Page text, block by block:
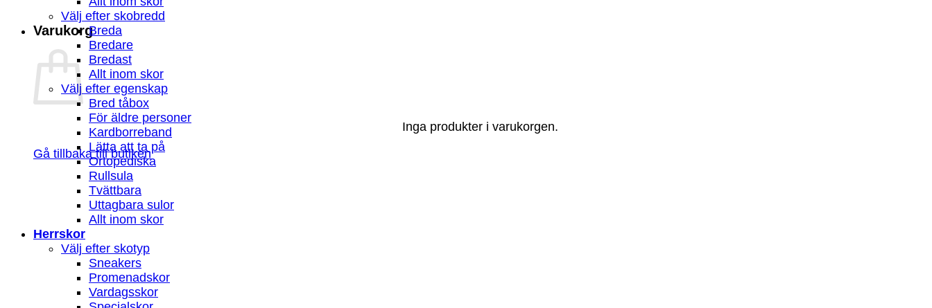
Varukorg
Inga produkter i varukorgen.
Gå tillbaka till butiken
Välj efter skobredd
Breda
Bredare
Bredast
Allt inom skor
Välj efter egenskap
Bred tåbox
För äldre personer
Kardborreband
Lätta att ta på
Ortopediska
Rullsula
Tvättbara
Uttagbara sulor
Allt inom skor
Herrskor
Välj efter skotyp
Sneakers
Promenadskor
Vardagsskor